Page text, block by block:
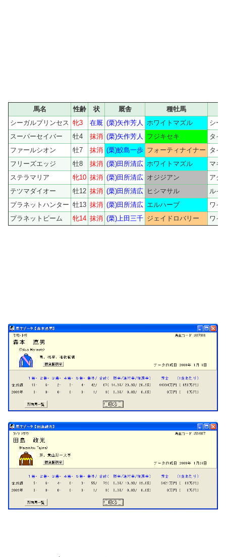
馬名 性齢 状 厩舎
種牡馬
シーガルプリンセス 牝3 在厩 (栗)矢作芳人 ホワイトマズル
シー
スーパーセイバー
牡4 抹消 (栗)矢作芳人 フジキセキ
タイ
ファールシオン
牡7 抹消 (栗)鮫島一歩 フォーティナイナー タイ
フリーズエッジ
牡8 抹消 (栗)田所清広 ホワイトマズル
マキ
ステラマリア
牝10 抹消 (栗)田所清広 オジジアン
アグ
テツマダイオー
牡12 抹消 (栗)田所清広 ヒシマサル
ルイ
プラネットハンター 牡13 抹消 (栗)田所清広 エルハーブ
ワイ
プラネットビーム
牝14 抹消 (栗)上田三千 ジェイドロバリー ワイ